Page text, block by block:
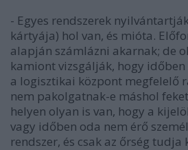
- Egyes rendszerek
kártyája) hol van, és mióta.
alapján számlázni akarnak; de
kamiont vizsgálják, hogy
a logisztikai központ megfelelő
nem pakolgatnak-e máshol
helyen olyan is van, hogy a
vagy időben oda nem érő
rendszer, és csak az őrség tudja